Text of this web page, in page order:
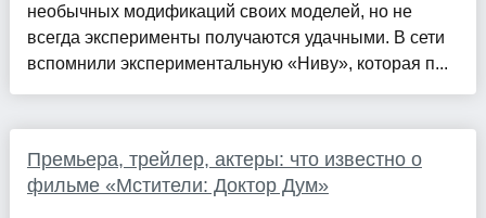
необычных модификаций своих моделей, но не
всегда эксперименты получаются удачными. В сети
вспомнили экспериментальную «Ниву», которая п...
Премьера, трейлер, актеры: что известно о
фильме «Мстители: Доктор Дум»